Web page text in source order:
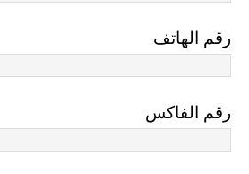
رقم الهاتف
رقم الفاكس